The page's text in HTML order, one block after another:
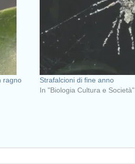
ragno
Strafalcioni di fine anno
In "Biologia Cultura e Società"